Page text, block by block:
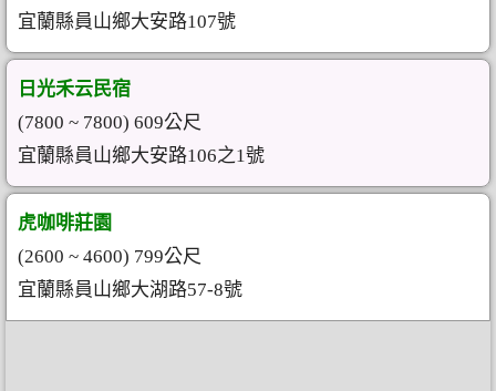
宜蘭縣員山鄉大安路107號
日光禾云民宿
(7800 ~ 7800) 609公尺
宜蘭縣員山鄉大安路106之1號
虎咖啡莊園
(2600 ~ 4600) 799公尺
宜蘭縣員山鄉大湖路57-8號